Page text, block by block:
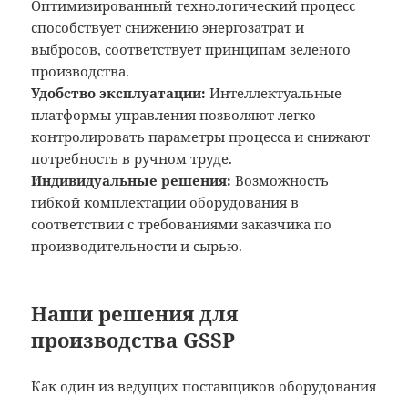
Оптимизированный технологический процесс
способствует снижению энергозатрат и
выбросов, соответствует принципам зеленого
производства.
Удобство эксплуатации: Интеллектуальные
платформы управления позволяют легко
контролировать параметры процесса и снижают
потребность в ручном труде.
Индивидуальные решения: Возможность
гибкой комплектации оборудования в
соответствии с требованиями заказчика по
производительности и сырью.
Наши решения для
производства GSSP
Как один из ведущих поставщиков оборудования